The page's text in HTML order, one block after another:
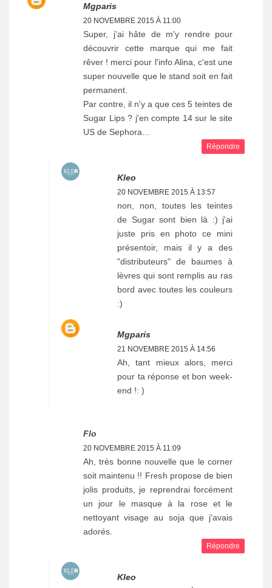
Mgparis
20 NOVEMBRE 2015 À 11:00
Super, j'ai hâte de m'y rendre pour
découvrir cette marque qui me fait
rêver ! merci pour l'info Alina, c'est une
super nouvelle que le stand soit en fait
permanent.
Par contre, il n'y a que ces 5 teintes de
Sugar Lips ? j'en compte 14 sur le site
US de Sephora...
Répondre
Kleo
20 NOVEMBRE 2015 À 13:57
non, non, toutes les teintes
de Sugar sont bien là :) j'ai
juste pris en photo ce mini
présentoir, mais il y a des
"distributeurs" de baumes à
lèvres qui sont remplis au ras
bord avec toutes les couleurs
:)
Mgparis
21 NOVEMBRE 2015 À 14:56
Ah, tant mieux alors, merci
pour ta réponse et bon week-
end !: )
Flo
20 NOVEMBRE 2015 À 11:09
Ah, très bonne nouvelle que le corner
soit maintenu !! Fresh propose de bien
jolis produits, je reprendrai forcément
un jour le masque à la rose et le
nettoyant visage au soja que j'avais
adorés.
Répondre
Kleo